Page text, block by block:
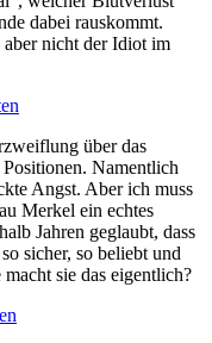
dabei rauskommt.
nicht der Idiot im
über das
Namentlich
Angst. Aber ich muss
Merkel ein echtes
Jahren geglaubt, dass
sicher, so beliebt und
sie das eigentlich?